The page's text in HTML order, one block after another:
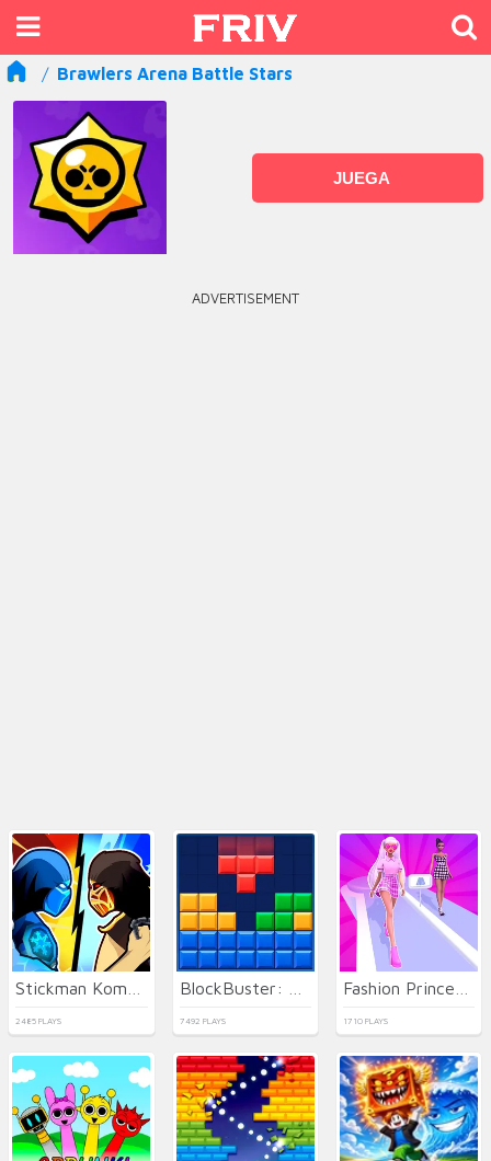
Brawlers Arena Battle Stars
JUEGA
ADVERTISEMENT
2485 PLAYS 7492 PLAYS 1710 PLAYS